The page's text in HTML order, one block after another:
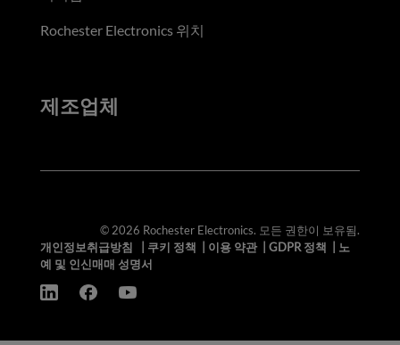
Rochester Electronics 위치
제조업체
© 2026 Rochester Electronics. 모든 권한이 보유됨.
개인정보취급방침
쿠키 정책 이용 약관| GDPR 정책
노
예 및 인신매매 성명서